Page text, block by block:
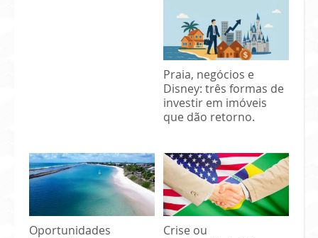
Praia, negócios e
Disney: três formas de
investir em imóveis
que dão retorno.
Oportunidades
Crise ou